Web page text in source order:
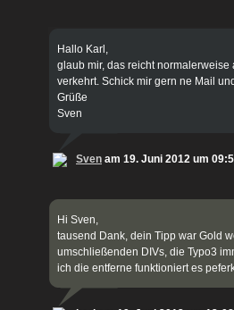
Hallo Karl,
glaub mir, das reicht normalerweise
verkehrt. Schick mir gern ne Mail
Grüße
Sven
Sven am 19. Juni 2012 um
Hi Sven,
tausend Dank, dein Tipp war Gold
umschließenden DIVs, die Typo3
ich die entferne funktioniert es